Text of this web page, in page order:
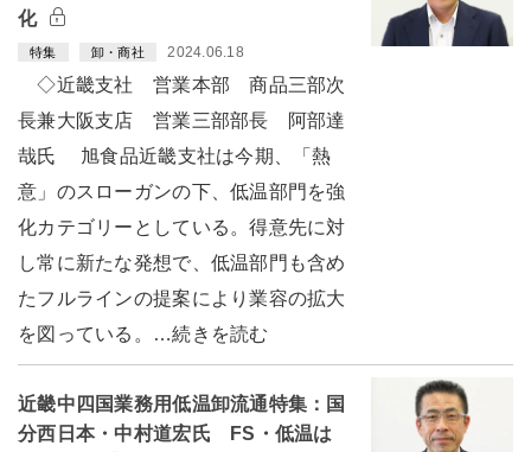
化
特集 卸・商社 2024.06.18
◇近畿支社 営業本部 商品三部次
長兼大阪支店 営業三部部長 阿部達
哉氏 旭食品近畿支社は今期、「熱
意」のスローガンの下、低温部門を強
化カテゴリーとしている。得意先に対
し常に新たな発想で、低温部門も含め
たフルラインの提案により業容の拡大
を図っている。…続きを読む
近畿中四国業務用低温卸流通特集：国
分西日本・中村道宏氏 FS・低温は